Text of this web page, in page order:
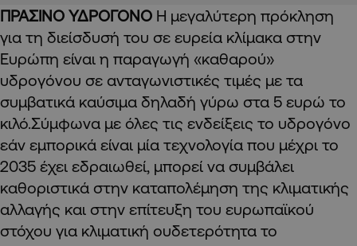
ΠΡΑΣΙΝΟ ΥΔΡΟΓΟΝΟ Η μεγαλύτερη πρόκληση
για τη διείσδυσή του σε ευρεία κλίμακα στην
Ευρώπη είναι η παραγωγή «καθαρού»
υδρογόνου σε ανταγωνιστικές τιμές με τα
συμβατικά καύσιμα δηλαδή γύρω στα 5 ευρώ το
κιλό.Σύμφωνα με όλες τις ενδείξεις το υδρογόνο
εάν εμπορικά είναι μία τεχνολογία που μέχρι το
2035 έχει εδραιωθεί, μπορεί να συμβάλει
καθοριστικά στην καταπολέμηση της κλιματικής
αλλαγής και στην επίτευξη του ευρωπαϊκού
στόχου για κλιματική ουδετερότητα το